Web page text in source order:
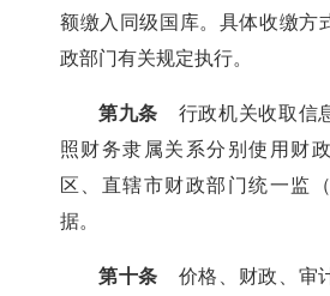
额缴入同级国库。具体收缴方
政部门有关规定执行。
第九条 行政机关收取信
照财务隶属关系分别使用财
区、直辖市财政部门统一监
据。
第十条 价格、财政、审